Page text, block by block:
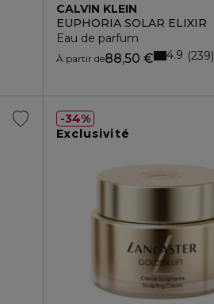
CALVIN KLEIN
EUPHORIA SOLAR ELIXIR
Eau de parfum
À partir de88,50 € 4.9 239
Exclusivité
34%